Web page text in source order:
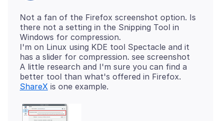
Not a fan of the Firefox screenshot option. Is
there not a setting in the Snipping Tool in
Windows for compression.
I'm on Linux using KDE tool Spectacle and it
has a slider for compression. see screenshot
A little research and I'm sure you can find a
ShareX